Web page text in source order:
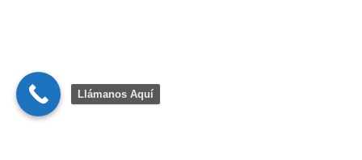
Llámanos Aquí